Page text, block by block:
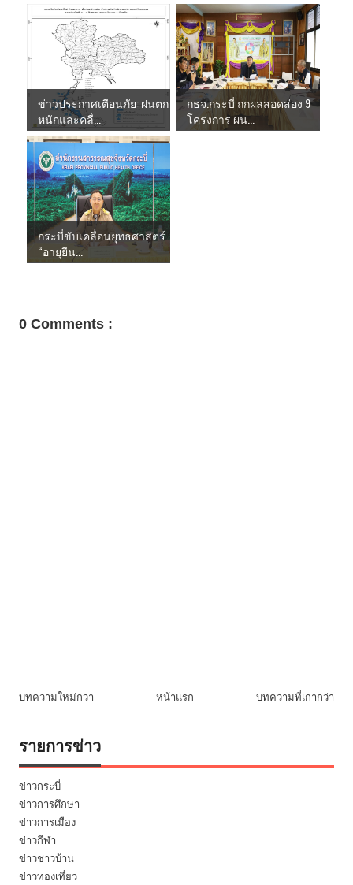
ข่าวประกาศเตือนภัย: ฝนตก
หนักและคลื่...
กธจ.กระบี่ ถกผลสอดส่อง 9
โครงการ ผน...
กระบี่ขับเคลื่อนยุทธศาสตร์
“อายุยืน...
0 Comments :
บทความใหม่กว่า บทความที่เก่ากว่า
หน้าแรก
รายการข่าว
ข่าวกระบี่
ข่าวการศึกษา
ข่าวการเมือง
ข่าวกีฬา
ข่าวชาวบ้าน
ข่าวท่องเที่ยว